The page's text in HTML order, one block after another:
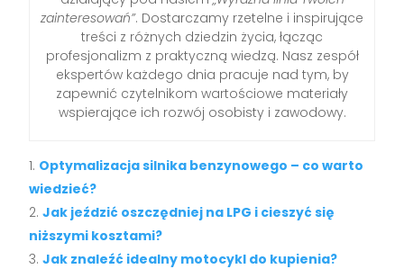
zainteresowań”. Dostarczamy rzetelne i inspirujące
treści z różnych dziedzin życia, łącząc
profesjonalizm z praktyczną wiedzą. Nasz zespół
ekspertów każdego dnia pracuje nad tym, by
zapewnić czytelnikom wartościowe materiały
wspierające ich rozwój osobisty i zawodowy.
Optymalizacja silnika benzynowego – co warto
wiedzieć?
Jak jeździć oszczędniej na LPG i cieszyć się
niższymi kosztami?
Jak znaleźć idealny motocykl do kupienia?